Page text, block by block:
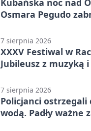
Kubańska noc nad
Osmara Pegudo
7 sierpnia 2026
XXXV Festiwal w
Jubileusz z muzyką
7 sierpnia 2026
Policjanci ostrzegali
wodą. Padły ważne